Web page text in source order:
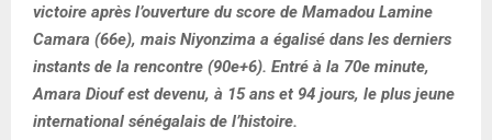
victoire après l’ouverture du score de Mamadou Lamine
Camara (66e), mais Niyonzima a égalisé dans les derniers
instants de la rencontre (90e+6). Entré à la 70e minute,
Amara Diouf est devenu, à 15 ans et 94 jours, le plus jeune
international sénégalais de l’histoire.